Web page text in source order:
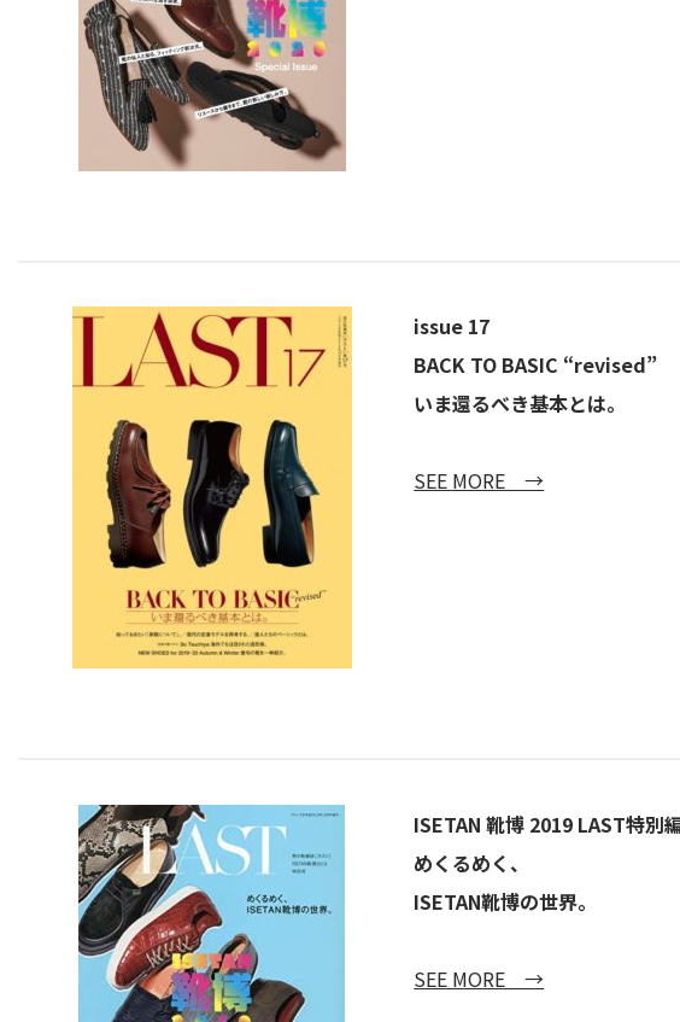
issue 17
BACK TO BASIC “revised”
いま還るべき基本とは。
SEE MORE →
ISETAN 靴博 2019 LAST特別
めくるめく、
ISETAN靴博の世界。
SEE MORE →